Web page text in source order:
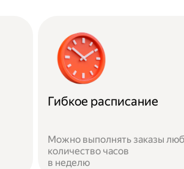
Гибкое расписание
Можно выполнять заказы
количество часов
в неделю